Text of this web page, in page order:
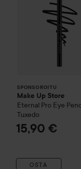
SPONSOROITU
Make Up Store
Eternal Pro Eye
Tuxedo
15,90 €
OSTA